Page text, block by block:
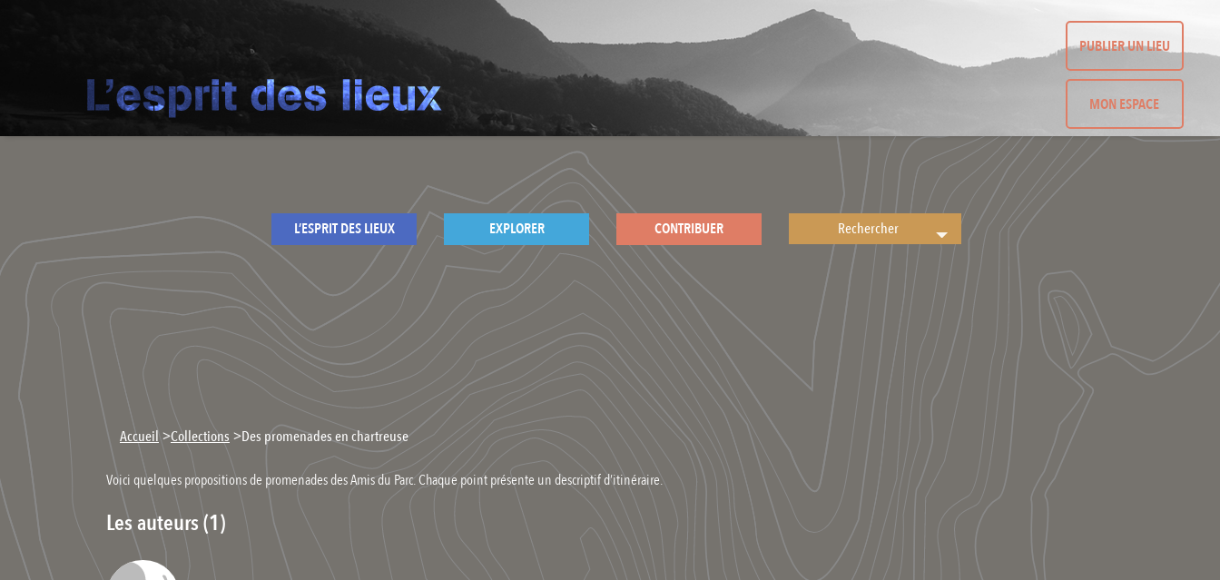
PUBLIER UN LIEU
MON ESPACE
L’ESPRIT DES LIEUX EXPLORER CONTRIBUER
Accueil>Collections >Des promenades en chartreuse
Voici quelques propositions de promenades des Amis du Parc. Chaque point présente un descriptif d’itinéraire.
Les auteurs (1)